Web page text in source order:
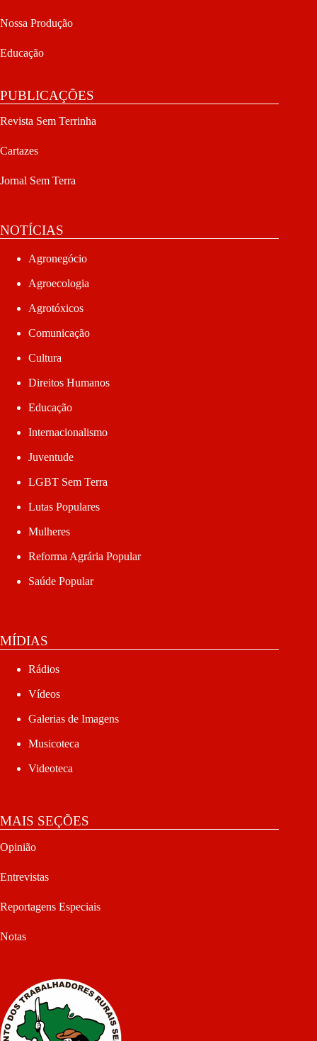
Nossa Produção
Educação
PUBLICAÇÕES
Revista Sem Terrinha
Cartazes
Jornal Sem Terra
NOTÍCIAS
Agronegócio
Agroecologia
Agrotóxicos
Comunicação
Cultura
Direitos Humanos
Educação
Internacionalismo
Juventude
LGBT Sem Terra
Lutas Populares
Mulheres
Reforma Agrária Popular
Saúde Popular
MÍDIAS
Rádios
Vídeos
Galerias de Imagens
Musicoteca
Videoteca
MAIS SEÇÕES
Opinião
Entrevistas
Reportagens Especiais
Notas